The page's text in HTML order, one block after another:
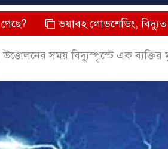
ভয়াবহ লোডশেডিং, বিদ্যুত – গ্যাসের
সময় বিদ্যুস্পৃস্টে এক ব্যক্তির